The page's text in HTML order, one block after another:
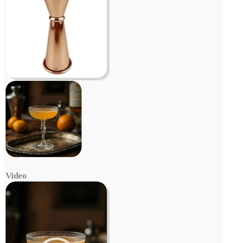
Video
Video
Player